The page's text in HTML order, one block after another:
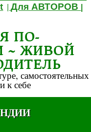
|Для АВТОРОВ
ПО-
~ ЖИВОЙ
самостоятельных
к себе